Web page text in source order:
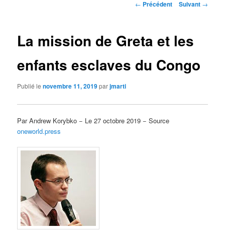
Navigation
← Précédent Suivant →
La mission de Greta et les
enfants esclaves du Congo
Publié lenovembre 11, 2019parjmarti
Par Andrew Korybko − Le 27 octobre 2019 − Source
oneworld.press